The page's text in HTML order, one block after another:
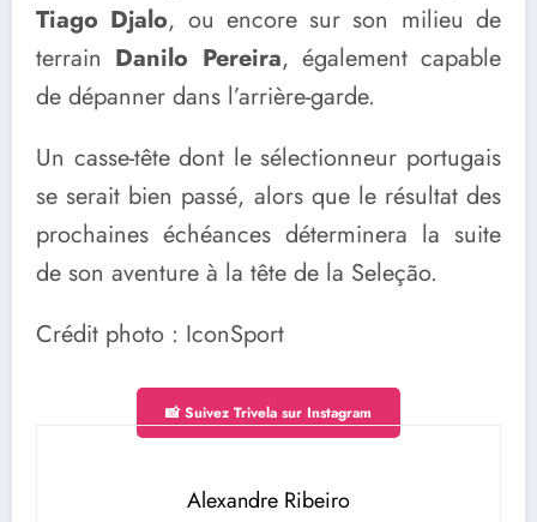
Tiago Djalo, ou encore sur son milieu de
terrain Danilo Pereira, également capable
de dépanner dans l’arrière-garde.
Un casse-tête dont le sélectionneur portugais
se serait bien passé, alors que le résultat des
prochaines échéances déterminera la suite
de son aventure à la tête de la Seleção.
Crédit photo : IconSport
📸 Suivez Trivela sur Instagram
Alexandre Ribeiro